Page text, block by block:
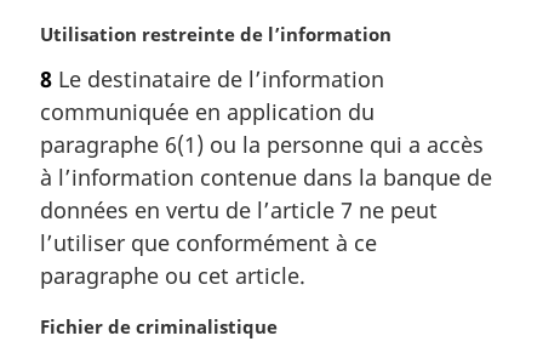
e
N
t
e
m
a
r
g
i
n
l
Utilisation restreinte de l’information
8 Le destinataire de l’information
communiquée en application du
paragraphe 6(1) ou la personne qui a accès
à l’information contenue dans la banque de
données en vertu de l’article 7 ne peut
l’utiliser que conformément à ce
paragraphe ou cet article.
N
Fichier de criminalistique